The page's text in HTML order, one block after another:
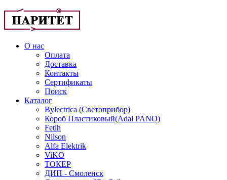
О нас
Оплата
Доставка
Контакты
Сертификаты
Поиск
Каталог
Bylectrica (Светоприбор)
Короб Пластиковый(Adal PANO)
Fetih
Nilson
Alfa Elektrik
ViKO
ТОКЕР
ДИП - Смоленск